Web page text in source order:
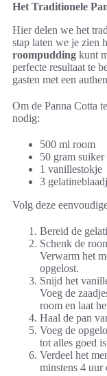
Het Traditionele
Hier delen we het
stap laten we je zien
roompudding kunt
perfecte resultaat te
gasten met een
Om de Panna Cotta
nodig:
500 ml room
50 gram suiker
1 vanillestokje
3
Volg deze
Bereid de
Schenk de
Verwarm het
opgelost.
Snijd het
Voeg de
room en laat
Haal de pan
Voeg de
tot alles goed
Verdeel het
minstens 4 uur